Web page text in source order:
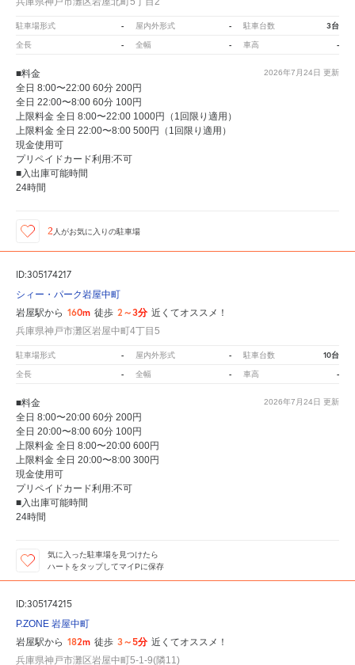
駐車場形式 - 屋内外形式 - 駐車台数 3台
全長 - 全幅 - 車高 -
2026年7月24日 更新
■料金
全日 8:00〜22:00 60分 200円
全日 22:00〜8:00 60分 100円
上限料金 全日 8:00〜22:00 1000円（1回限り適用）
上限料金 全日 22:00〜8:00 500円（1回限り適用）
現金使用可
プリペイドカード利用:不可
■入出庫可能時間
24時間
2 人がお気に入りの駐車場
ID:305174217
シィー・パーク岩屋中町
岩屋駅から 160m 徒歩 2～3分 近くてオススメ！
兵庫県神戸市灘区岩屋中町4丁目5
駐車場形式 - 屋内外形式 - 駐車台数 10台
全長 - 全幅 - 車高 -
2026年7月24日 更新
■料金
全日 8:00〜20:00 60分 200円
全日 20:00〜8:00 60分 100円
上限料金 全日 8:00〜20:00 600円
上限料金 全日 20:00〜8:00 300円
現金使用可
プリペイドカード利用:不可
■入出庫可能時間
24時間
気に入った駐車場を見つけたら
ハートをタップしてマイPに保存
ID:305174215
P.ZONE 岩屋中町
岩屋駅から 182m 徒歩 3～5分 近くてオススメ！
兵庫県神戸市灘区岩屋中町5-1-9(隣11)